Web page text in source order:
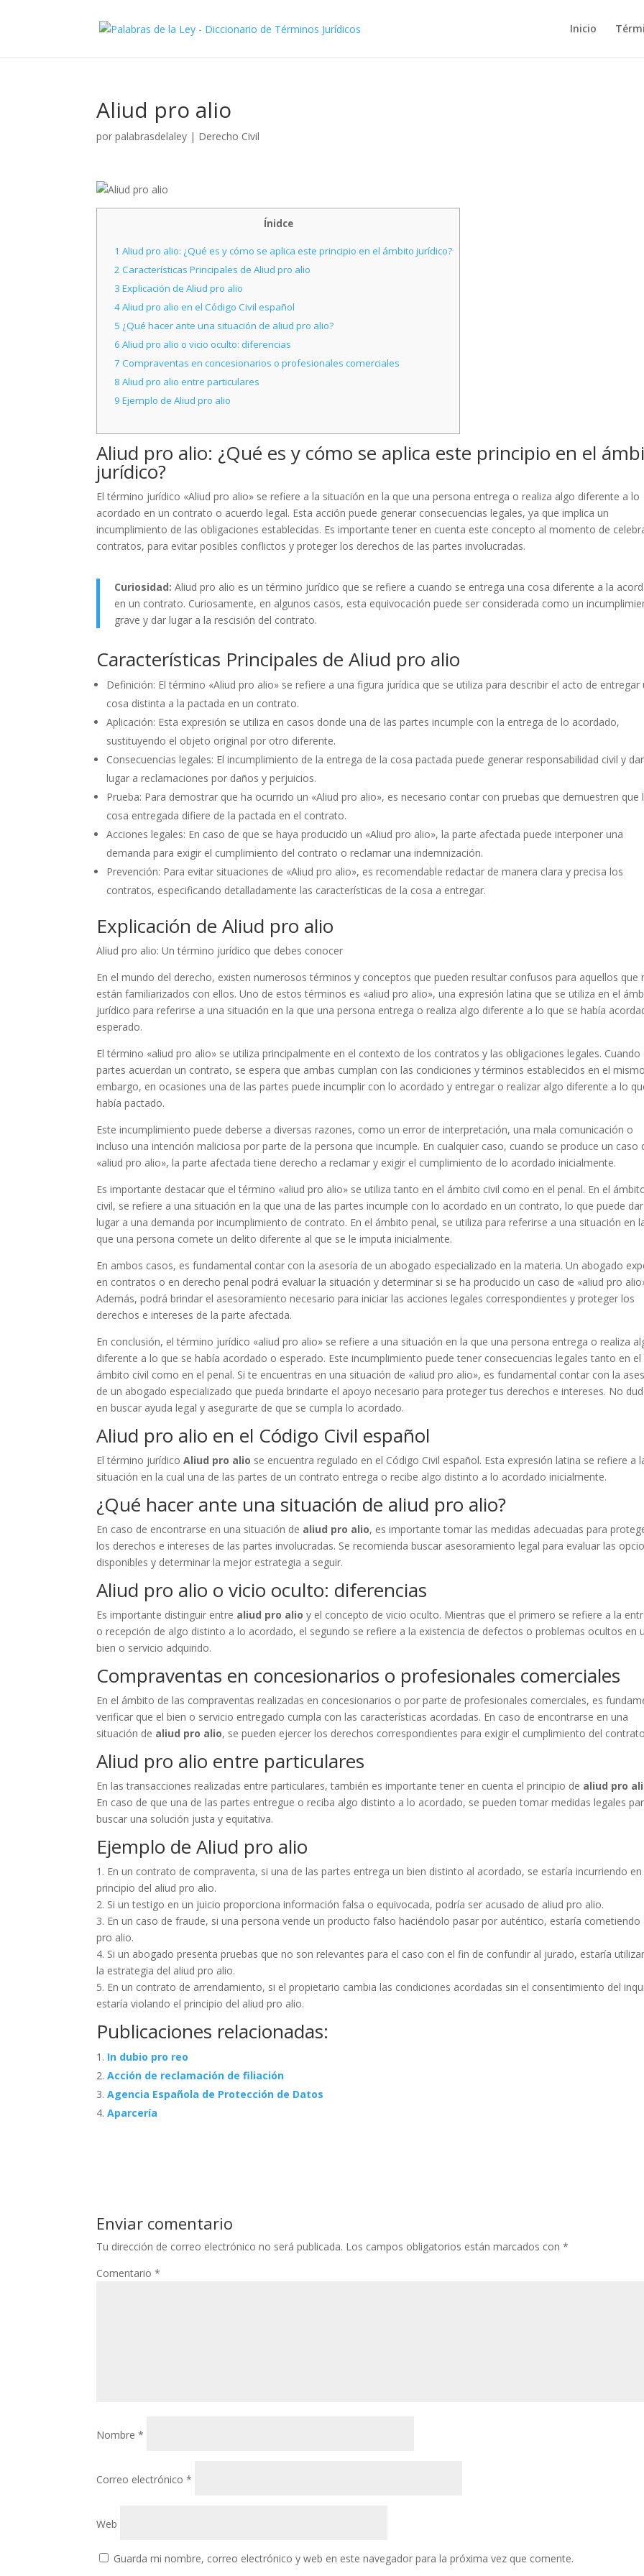
Inicio
Aliud pro alio
porpalabrasdelaley | Derecho Civil
Ínidce
1 Aliud pro alio: ¿Qué es y cómo se aplica este principio en el ámbito jurídico?
2 Características Principales de Aliud pro alio
3 Explicación de Aliud pro alio
4Aliud pro alio en el Código Civil español
5 ¿Qué hacer ante una situación de aliud pro alio?
6 Aliud pro alio o vicio oculto: diferencias
7 Compraventas en concesionarios o profesionales comerciales
8 Aliud pro alio entre particulares
9 Ejemplo de Aliud pro alio
Aliud pro alio: ¿Qué es y cómo se aplica este principio en el
jurídico?
El término jurídico «Aliud pro alio» se refiere a la situación en la que una persona entrega o realiza algo diferente a lo
acordado en un contrato o acuerdo legal. Esta acción puede generar consecuencias legales, ya que implica un
incumplimiento de las obligaciones establecidas. Es importante tener en cuenta este concepto al momento de
contratos, para evitar posibles conflictos y proteger los derechos de las partes involucradas.
Curiosidad: Aliud pro alio es un término jurídico que se refiere a cuando se entrega una cosa diferente a la
en un contrato. Curiosamente, en algunos casos, esta equivocación puede ser considerada como un
grave y dar lugar a la rescisión del contrato.
Características Principales de Aliud pro alio
Definición: El término «Aliud pro alio» se refiere a una figura jurídica que se utiliza para describir el acto de entregar
cosa distinta a la pactada en un contrato.
Aplicación: Esta expresión se utiliza en casos donde una de las partes incumple con la entrega de lo acordado,
sustituyendo el objeto original por otro diferente.
Consecuencias legales: El incumplimiento de la entrega de la cosa pactada puede generar responsabilidad civil y dar
lugar a reclamaciones por daños y perjuicios.
Prueba: Para demostrar que ha ocurrido un «Aliud pro alio», es necesario contar con pruebas que demuestren que
cosa entregada difiere de la pactada en el contrato.
Acciones legales: En caso de que se haya producido un «Aliud pro alio», la parte afectada puede interponer una
demanda para exigir el cumplimiento del contrato o reclamar una indemnización.
Prevención: Para evitar situaciones de «Aliud pro alio», es recomendable redactar de manera clara y precisa los
contratos, especificando detalladamente las características de la cosa a entregar.
Explicación de Aliud pro alio
Aliud pro alio: Un término jurídico que debes conocer
En el mundo del derecho, existen numerosos términos y conceptos que pueden resultar confusos para aquellos que
están familiarizados con ellos. Uno de estos términos es «aliud pro alio», una expresión latina que se utiliza en el
jurídico para referirse a una situación en la que una persona entrega o realiza algo diferente a lo que se había
esperado.
El término «aliud pro alio» se utiliza principalmente en el contexto de los contratos y las obligaciones legales. Cuando
partes acuerdan un contrato, se espera que ambas cumplan con las condiciones y términos establecidos en el
embargo, en ocasiones una de las partes puede incumplir con lo acordado y entregar o realizar algo diferente a lo
había pactado.
Este incumplimiento puede deberse a diversas razones, como un error de interpretación, una mala comunicación o
incluso una intención maliciosa por parte de la persona que incumple. En cualquier caso, cuando se produce un caso
«aliud pro alio», la parte afectada tiene derecho a reclamar y exigir el cumplimiento de lo acordado inicialmente.
Es importante destacar que el término «aliud pro alio» se utiliza tanto en el ámbito civil como en el penal. En el
civil, se refiere a una situación en la que una de las partes incumple con lo acordado en un contrato, lo que puede dar
lugar a una demanda por incumplimiento de contrato. En el ámbito penal, se utiliza para referirse a una situación en
que una persona comete un delito diferente al que se le imputa inicialmente.
En ambos casos, es fundamental contar con la asesoría de un abogado especializado en la materia. Un abogado
en contratos o en derecho penal podrá evaluar la situación y determinar si se ha producido un caso de «aliud pro
Además, podrá brindar el asesoramiento necesario para iniciar las acciones legales correspondientes y proteger los
derechos e intereses de la parte afectada.
En conclusión, el término jurídico «aliud pro alio» se refiere a una situación en la que una persona entrega o realiza
diferente a lo que se había acordado o esperado. Este incumplimiento puede tener consecuencias legales tanto en el
ámbito civil como en el penal. Si te encuentras en una situación de «aliud pro alio», es fundamental contar con la
de un abogado especializado que pueda brindarte el apoyo necesario para proteger tus derechos e intereses. No
en buscar ayuda legal y asegurarte de que se cumpla lo acordado.
Aliud pro alio en el Código Civil español
El término jurídicoAliud pro alio se encuentra regulado en el Código Civil español. Esta expresión latina se refiere a
situación en la cual una de las partes de un contrato entrega o recibe algo distinto a lo acordado inicialmente.
¿Qué hacer ante una situación de aliud pro alio?
En caso de encontrarse en una situación de aliud pro alio, es importante tomar las medidas adecuadas para
los derechos e intereses de las partes involucradas. Se recomienda buscar asesoramiento legal para evaluar las
disponibles y determinar la mejor estrategia a seguir.
Aliud pro alio o vicio oculto: diferencias
Es importante distinguir entre aliud pro alio y el concepto de vicio oculto. Mientras que el primero se refiere a la
o recepción de algo distinto a lo acordado, el segundo se refiere a la existencia de defectos o problemas ocultos en
bien o servicio adquirido.
Compraventas en concesionarios o profesionales comerciales
En el ámbito de las compraventas realizadas en concesionarios o por parte de profesionales comerciales, es
verificar que el bien o servicio entregado cumpla con las características acordadas. En caso de encontrarse en una
situación de aliud pro alio, se pueden ejercer los derechos correspondientes para exigir el cumplimiento del
Aliud pro alio entre particulares
En las transacciones realizadas entre particulares, también es importante tener en cuenta el principio de aliud pro
En caso de que una de las partes entregue o reciba algo distinto a lo acordado, se pueden tomar medidas legales
buscar una solución justa y equitativa.
Ejemplo de Aliud pro alio
1. En un contrato de compraventa, si una de las partes entrega un bien distinto al acordado, se estaría incurriendo en
principio del aliud pro alio.
2. Si un testigo en un juicio proporciona información falsa o equivocada, podría ser acusado de aliud pro alio.
3. En un caso de fraude, si una persona vende un producto falso haciéndolo pasar por auténtico, estaría cometiendo
pro alio.
4. Si un abogado presenta pruebas que no son relevantes para el caso con el fin de confundir al jurado, estaría
la estrategia del aliud pro alio.
5. En un contrato de arrendamiento, si el propietario cambia las condiciones acordadas sin el consentimiento del
estaría violando el principio del aliud pro alio.
Publicaciones relacionadas:
In dubio pro reo
Acción de reclamación de filiación
Agencia Española de Protección de Datos
Aparcería
Enviar comentario
Tu dirección de correo electrónico no será publicada. Los campos obligatorios están marcados con*
Comentario*
Nombre*
Correo electrónico*
Web
Guarda mi nombre, correo electrónico y web en este navegador para la próxima vez que comente.